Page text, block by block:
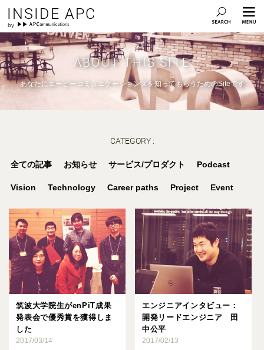
INSIDE APC
ABOUT THIS SITE
あなたにエーピーコミュニケーションズを知ってもらうためのSiteです
CATEGORY :
全ての記事 お知らせ サービス/プロダクト Podcast
Vision Technology Career paths Project Event
筑波大学院生がenPiT成果
発表会で優秀賞を獲得しま
した
2017/03/14
エンジニアインタビュー：
開発リードエンジニア 田
中公平
2017/02/13